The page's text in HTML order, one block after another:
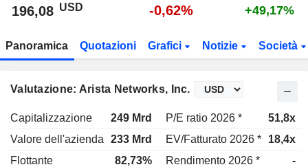
196,08 USD -0,62% +49,17%
Panoramica Quotazioni Grafici Notizie Società
Valutazione: Arista Networks, Inc.
Capitalizzazione 249 Mrd P/E ratio 2026 *
51,8x
Valore dell'azienda
233 Mrd EV/Fatturato 2026 *
18,4x
Flottante
82,73% Rendimento 2026 * -